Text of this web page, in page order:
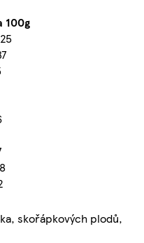
100g
skořápkových plodů,